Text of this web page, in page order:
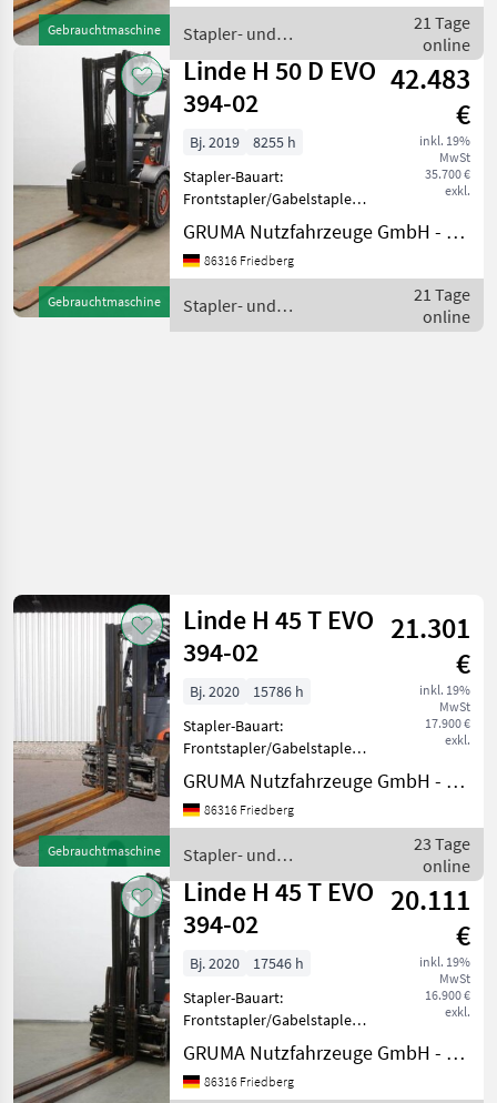
Gebrauchtmaschine
Steuerkreis - Gabelträger -
Zinkenver
Stapler- und
Lagertechnik / Linde
21 Tage
online
Gebrauchtmaschine
Linde H 50 D EVO
394-02
42.483
€
inkl. 19%
MwSt
35.700 €
exkl.
Bj. 2019
8255 h
Stapler-Bauart:
Frontstapler/Gabelstapler -
Fahrzeug:
Doppelzusatzhydraulik -
Mast:
Gabelträger - Vollkabine -
Heizung & Klima -
GRUMA Nutzfahrzeuge GmbH - Staplertechnik
86316 Friedberg
Stapler- und
Lagertechnik / Linde
21 Tage
online
Gebrauchtmaschine
Linde H 45 T EVO
394-02
21.301
€
inkl. 19%
MwSt
17.900 €
exkl.
Bj. 2020
15786 h
Stapler-Bauart:
Frontstapler/Gabelstapler -
Fahrzeug:
Doppelzusatzhydraulik -
Mast:
Gabelträger -
Doppelpalettenklammer
DURWEN DPK45-C, Breit
GRUMA Nutzfahrzeuge GmbH - Staplertechnik
86316 Friedberg
Stapler- und
Lagertechnik / Linde
23 Tage
online
Linde H 45 T EVO
394-02
20.111
€
inkl. 19%
MwSt
16.900 €
exkl.
Bj. 2020
17546 h
Stapler-Bauart:
Frontstapler/Gabelstapler -
Fahrzeug:
Doppelzusatzhydraulik -
Mast:
GRUMA Nutzfahrzeuge GmbH - Staplertechnik
86316 Friedberg